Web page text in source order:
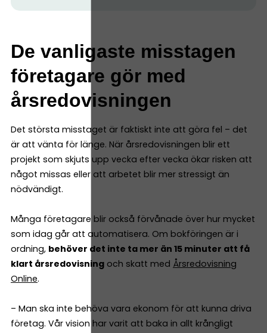
De vanligaste misstagen
företagare gör med
årsredovisningen
Det största misstaget är faktiskt inte att göra fel – det
är att vänta för länge. När årsredovisningen blir ett
projekt som skjuts upp vecka efter vecka ökar risken att
något missas eller att arbetet blir mer stressigt än
nödvändigt.
Många företagare blir också förvånade över hur mycket
som idag går att automatisera. Om bokföringen är i
ordning, behöver det inte ta mer än 15 minuter att få
klart årsredovisning och skatt med Årsredovisning
Online.
– Man ska inte behöva vara ekonom för att kunna driva
företag. Vår vision har varit att baka in allt krångligt